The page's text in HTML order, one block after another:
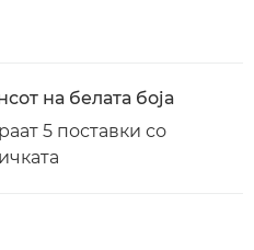
на белата боја
5 поставки со